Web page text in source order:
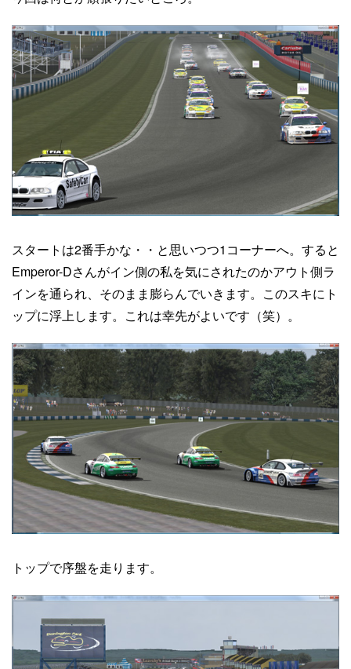
スタートは2番手かな・・と思いつつ1コーナーへ。すると
Emperor-Dさんがイン側の私を気にされたのかアウト側ラ
インを通られ、そのまま膨らんでいきます。このスキにト
ップに浮上します。これは幸先がよいです（笑）。
トップで序盤を走ります。